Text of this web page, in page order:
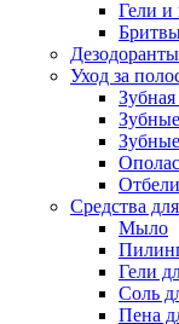
Гели и
Уход за
Зубная
Средства
Мыло
Гели
Соль
Пена